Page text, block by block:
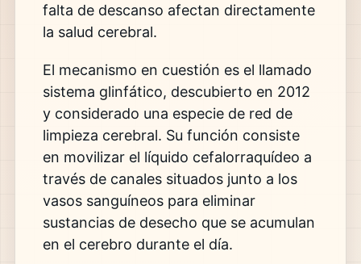
falta de descanso afectan directamente
la salud cerebral.
El mecanismo en cuestión es el llamado
sistema glinfático, descubierto en 2012
y considerado una especie de red de
limpieza cerebral. Su función consiste
en movilizar el líquido cefalorraquídeo a
través de canales situados junto a los
vasos sanguíneos para eliminar
sustancias de desecho que se acumulan
en el cerebro durante el día.